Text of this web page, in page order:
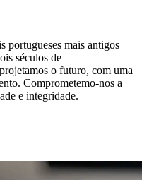
portugueses mais antigos
séculos de
o futuro, com uma
Comprometemo-nos a
e integridade.